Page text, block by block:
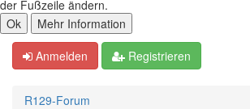
der Fußzeile ändern.
Anmelden Registrieren
R129-Forum